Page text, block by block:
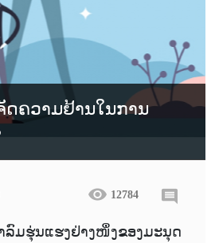
ດຄວາມຢ້ານໃນການ
12784
ລົມຮຸ່ນແຮງຢ່າງໜຶ່ງຂອງມະນຸດ